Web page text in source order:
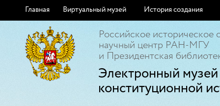
Главная Виртуальный музей История создания
Российское историческое
научный центр РАН-МГУ
и Президентская
Электронный музей
конституционной